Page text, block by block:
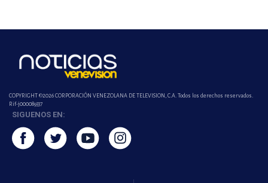
COPYRIGHT ©2026 CORPORACIÓN VENEZOLANA DE TELEVISION, C.A. Todos los derechos reservados.
Rif-j000089337
SIGUENOS EN: